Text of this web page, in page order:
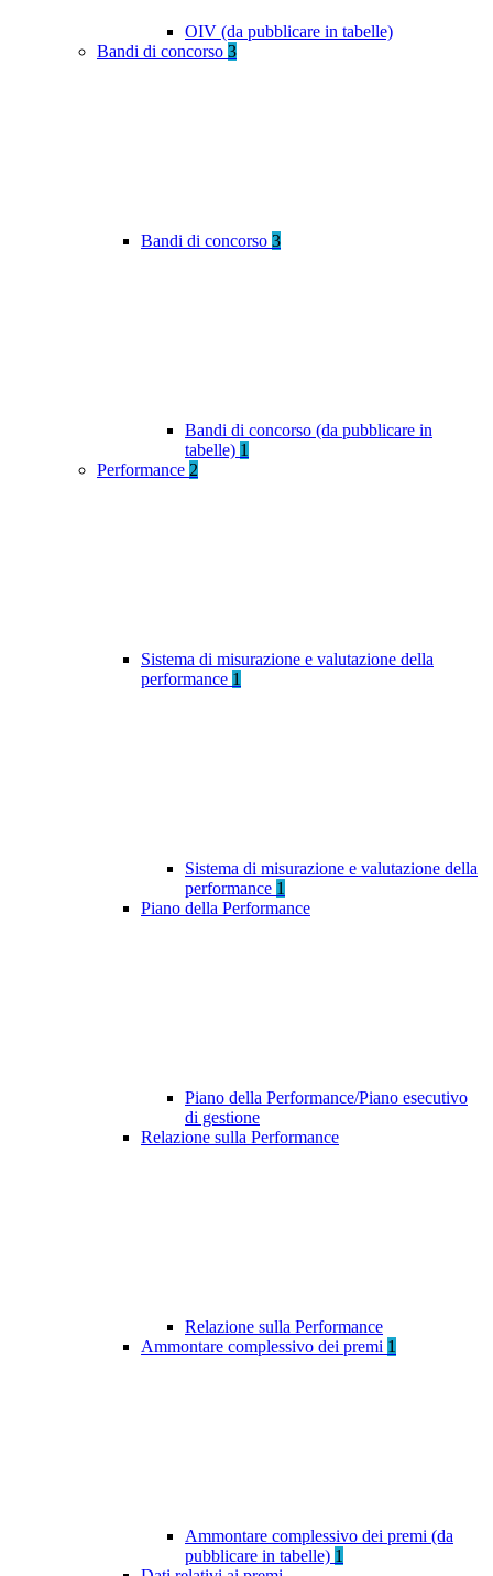
OIV (da pubblicare in tabelle)
Bandi di concorso 3
Bandi di concorso 3
Bandi di concorso (da pubblicare in
tabelle) 1
Performance 2
Sistema di misurazione e valutazione della
performance 1
Sistema di misurazione e valutazione della
performance 1
Piano della Performance
Piano della Performance/Piano esecutivo
di gestione
Relazione sulla Performance
Relazione sulla Performance
Ammontare complessivo dei premi 1
Ammontare complessivo dei premi (da
pubblicare in tabelle) 1